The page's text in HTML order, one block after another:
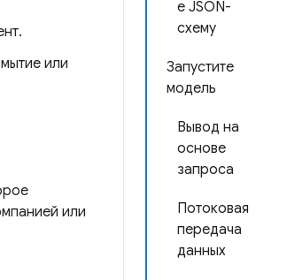
е JSON-
схему
Запустите
модель
Вывод на
основе
запроса
Потоковая
передача
данных
или
или